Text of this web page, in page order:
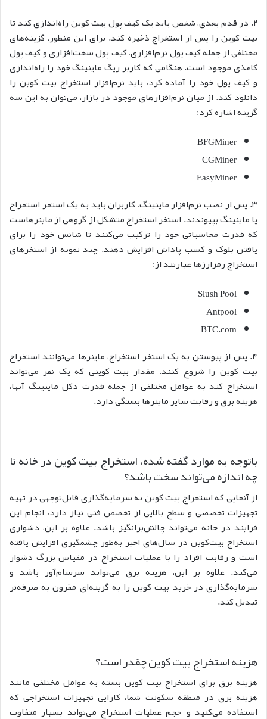
۲. در قدم بعدی، شخص باید یک کیف پول بیت کوین راه‌اندازی کند تا
بیت کوین را پس از استخراج ذخیره کند. برای این منظور، گزینه‌های
مختلفی از جمله کیف پول نرم‌افزاری، کیف پول سخت‌افزاری و کیف پول
کاغذی موجود است. هنگامی که کاربر ریگ ماینینگ خود را راه‌اندازی
و کیف پول خود را آماده کرد، باید نرم‌افزار استخراج بیت کوین را
دانلود کند. از میان نرم‌افزارهای موجود در بازار، می‌توان به این سه
گزینه اشاره کرد:
BFGMiner
CGMiner
EasyMiner
۳. پس از نصب نرم‌افزار ماینینگ، کاربران باید به یک استخر استخراج
یا ماینینگ بپیوندند. استخر استخراج متشکل از گروهی از ماینرهاست
که قدرت محاسباتی خود را ترکیب می‌کنند تا شانس خود را برای
یافتن بلوک و کسب پاداش افزایش دهند. چند نمونه از استخرهای
استخراج رمزارزها عبارتند از:
Slush Pool
Antpool
BTC.com
۴. پس از پیوستن به یک استخر استخراج، ماینرها می‌توانند استخراج
بیت کوین را شروع کنند. مقدار بیت کوینی که یک نفر می‌تواند
استخراج کند به عوامل مختلفی از جمله قدرت دکل ماینینگ آنها،
هزینه برق و رقابت سایر ماینرها بستگی دارد.
باتوجه به موارد گفته شده، استخراج بیت کوین در خانه تا
چه اندازه می‌تواند سخت باشد؟
از آنجایی که استخراج بیت کوین به سرمایه‌گذاری قابل‌توجهی در تهیه
تجهیزات تخصصی و سطح بالایی از تخصص فنی نیاز دارد، انجام این
فرایند در خانه می‌تواند چالش‌برانگیز باشد. علاوه بر این، دشواری
استخراج بیت‌کوین در سال‌های اخیر به‌طور چشمگیری افزایش یافته
است و رقابت افراد را با عملیات استخراج در مقیاس بزرگ دشوار
می‌کند. علاوه بر این، هزینه برق می‌تواند سرسام‌آور باشد و
سرمایه‌گذاری در خرید بیت کوین را به گزینه‌ای مقرون به صرفه‌تر
تبدیل کند.
هزینه استخراج بیت کوین چقدر است؟
هزینه برق برای استخراج بیت کوین بسته به عوامل مختلفی مانند
هزینه برق در منطقه سکونت شما، کارایی تجهیزات استخراجی که
استفاده می‌کنید و حجم عملیات استخراج می‌تواند بسیار متفاوت